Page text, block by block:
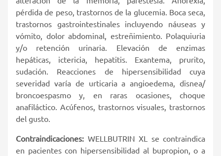
pérdida de peso, trastornos de la glucemia. Boca seca,
trastornos gastrointestinales incluyendo náuseas y
vómito, dolor abdominal, estreñimiento. Polaquiuria
y/o retención urinaria. Elevación de enzimas
hepáticas, ictericia, hepatitis. Exantema, prurito,
sudación. Reacciones de hipersensibilidad cuya
severidad varía de urticaria a angioedema, disnea/
broncoespasmo y, en raras ocasiones, choque
anafiláctico. Acúfenos, trastornos visuales, trastornos
del gusto.
Contraindicaciones: WELLBUTRIN XL se contraindica
en pacientes con hipersensibilidad al bupropion, o a